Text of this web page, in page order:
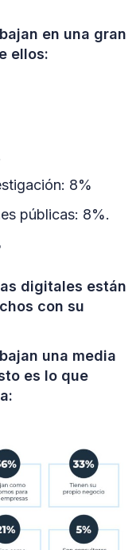
en una gran
ellos:
8%
públicas: 8%.
digitales están
con su
una media
es lo que